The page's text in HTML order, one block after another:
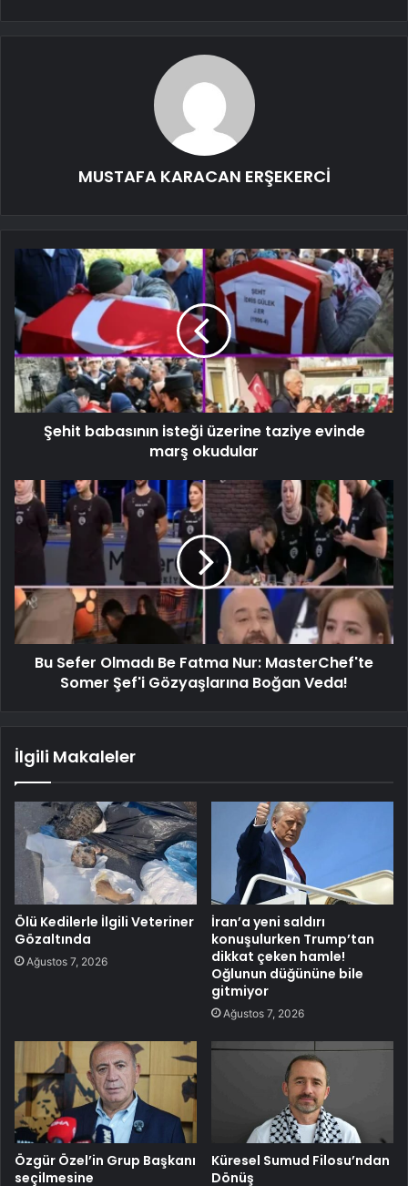
MUSTAFA KARACAN ERŞEKERCİ
Şehit babasının isteği üzerine taziye evinde
marş okudular
Bu Sefer Olmadı Be Fatma Nur: MasterChef'te
Somer Şef'i Gözyaşlarına Boğan Veda!
İlgili Makaleler
Ölü Kedilerle İlgili Veteriner
Gözaltında
Ağustos 7, 2026
İran’a yeni saldırı
konuşulurken Trump’tan
dikkat çeken hamle!
Oğlunun düğününe bile
gitmiyor
Ağustos 7, 2026
Özgür Özel’in Grup Başkanı
seçilmesine
Küresel Sumud Filosu’ndan
Dönüş